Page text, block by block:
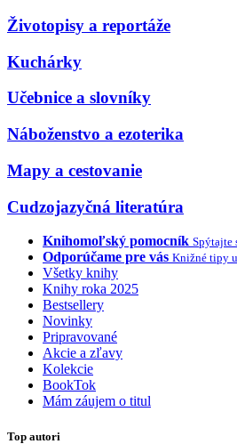
Životopisy a reportáže
Kuchárky
Učebnice a slovníky
Náboženstvo a ezoterika
Mapy a cestovanie
Cudzojazyčná literatúra
Knihomoľský pomocník Spýtajte
Odporúčame pre vás Knižné tipy
Všetky knihy
Knihy roka 2025
Bestsellery
Novinky
Pripravované
Akcie a zľavy
Kolekcie
BookTok
Mám záujem o titul
Top autori